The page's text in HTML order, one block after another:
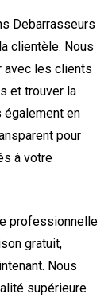
Debarrasseurs
clientèle. Nous
avec les clients
et trouver la
également en
pour
à votre
professionnelle
gratuit,
Nous
supérieure